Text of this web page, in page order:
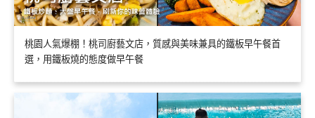
桃園人氣爆棚！桃司廚藝文店，質感與美味兼具的鐵板早午餐首
選，用鐵板燒的態度做早午餐